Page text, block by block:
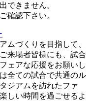
できません。
確認下さい。
ムづくりを目指して、
来場者皆様にも、試合
ェアな応援をお願いし
全ての試合で共通のル
ジアムを訪れたファ
しい時間を過ごせるよ